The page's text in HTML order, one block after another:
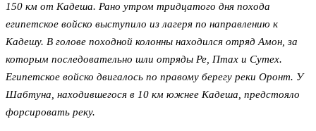
150 км от Кадеша. Рано утром тридцатого дня похода
египетское войско выступило из лагеря по направлению к
Кадешу. В голове походной колонны находился отряд Амон, за
которым последовательно шли отряды Ре, Птах и Сутех.
Египетское войско двигалось по правому берегу реки Оронт. У
Шабтуна, находившегося в 10 км южнее Кадеша, предстояло
форсировать реку.